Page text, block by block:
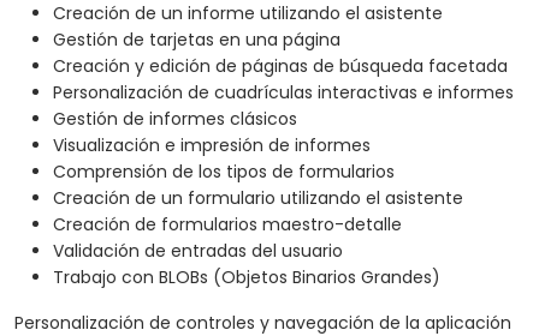
Creación de un informe utilizando el asistente
Gestión de tarjetas en una página
Creación y edición de páginas de búsqueda facetada
Personalización de cuadrículas interactivas e informes
Gestión de informes clásicos
Visualización e impresión de informes
Comprensión de los tipos de formularios
Creación de un formulario utilizando el asistente
Creación de formularios maestro-detalle
Validación de entradas del usuario
Trabajo con BLOBs (Objetos Binarios Grandes)
Personalización de controles y navegación de la aplicación